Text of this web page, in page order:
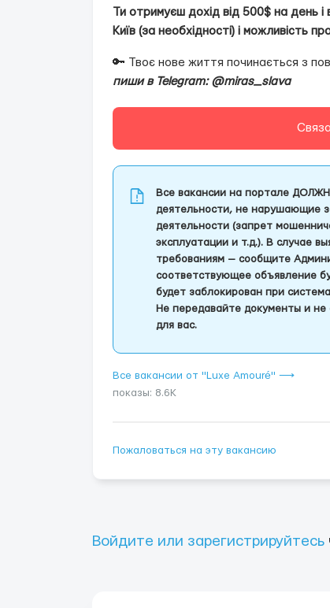
Ти отримуєш дохід від 500$ на день
Київ (за необхідності) і можливість
🔑 Твоє нове життя починається з
пиши в Telegram: @miras_slava
Все вакансии на портале
деятельности, не нарушающие
деятельности (запрет
эксплуатации и т.д.). В случае
требованиям — сообщите
соответствующее объявление
будет заблокирован при
Не передавайте документы и не
для вас.
Все вакансии от "Luxe Amouré" ⟶
показы: 8.6K
Пожаловаться на эту вакансию
Войдите или зарегистрируйтесь